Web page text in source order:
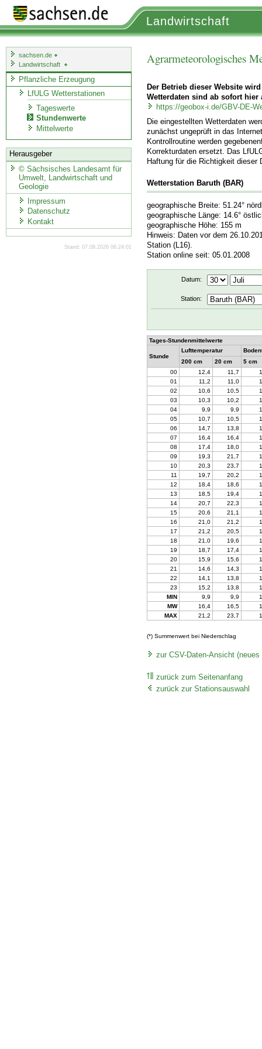
Landwirtschaft
sachsen.de
Landwirtschaft
Pflanzliche Erzeugung
LfULG Wetterstationen
Tageswerte
Stundenwerte
Mittelwerte
Herausgeber
©Sächsisches Landesamt für
Umwelt, Landwirtschaft und
Geologie
Impressum
Datenschutz
Kontakt
Stand: 07.08.2026 06:24:01
Agrarmeteorologisches
Der Betrieb dieser Website
Wetterdaten sind ab sofort hier
https://geobox-i.de/GBV-DE-
Die eingestellten Wetterdaten
zunächst ungeprüft in das
Kontrollroutine werden
Korrekturdaten ersetzt. Das
Haftung für die Richtigkeit dieser
Wetterstation Baruth (BAR)
geographische Breite: 51.24°
geographische Länge: 14.6°
geographische Höhe: 155 m
Hinweis: Daten vor dem
Station (L16).
Station online seit: 05.01.2008
Datum:
Station:
Tages-Stundenmittelwerte
Stunde
Lufttemperatur
200 cm
20 cm
5 cm
00
12,4 11,7
01
11,2 11,0
02
10,6 10,5
03
10,3 10,2
04
9,9 9,9
05
10,7 10,5
06
14,7 13,8
07
16,4 16,4
08
17,4 18,0
09
19,3 21,7
10
20,3 23,7
11
19,7 20,2
12
18,4 18,6
13
18,5 19,4
14
20,7 22,3
15
20,6 21,1
16
21,0 21,2
17
21,2 20,5
18
21,0 19,6
19
18,7 17,4
20
15,9 15,6
21
14,6 14,3
22
14,1 13,8
23
15,2 13,8
MIN
9,9 9,9
MW
16,4 16,5
MAX
21,2 23,7
(*) Summenwert bei Niederschlag
zur CSV-Daten-Ansicht
zurück zum Seitenanfang
zurück zur Stationsauswahl